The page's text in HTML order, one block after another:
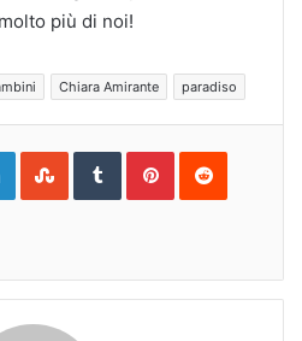
più di noi!
Chiara Amirante paradiso
LinkedInStumbleUpon
TumblrPinterestReddit